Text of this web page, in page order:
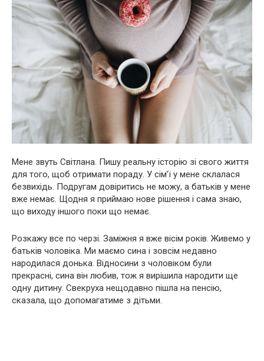
Мене звуть Світлана. Пишу реальну історію зі свого життя
для того, щоб отримати пораду. У сім’ї у мене склалася
безвихідь. Подругам довіритись не можу, а батьків у мене
вже немає. Щодня я приймаю нове рішення і сама знаю,
що виходу іншого поки що немає.
Розкажу все по черзі. Заміжня я вже вісім років. Живемо у
батьків чоловіка. Ми маємо сина і зовсім недавно
народилася донька. Відносини з чоловіком були
прекрасні, сина він любив, тож я вирішила народити ще
одну дитину. Свекруха нещодавно пішла на пенсію,
сказала, що допомагатиме з дітьми.